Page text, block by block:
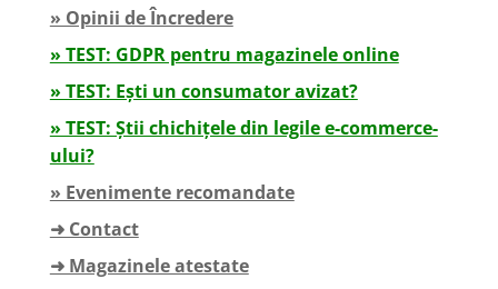
» Opinii de Încredere
» TEST: GDPR pentru magazinele online
» TEST: Ești un consumator avizat?
» TEST: Știi chichițele din legile e-commerce-
ului?
» Evenimente recomandate
➜ Contact
➜ Magazinele atestate